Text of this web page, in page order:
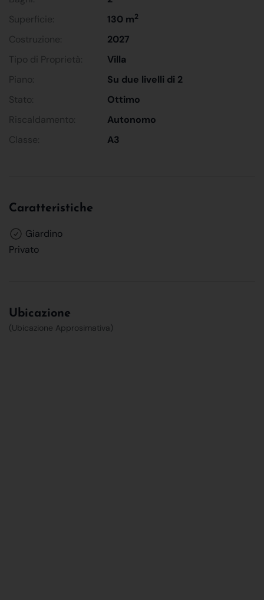
Superficie:
130 m2
Costruzione:
2027
Tipo di Proprietà:
Villa
Piano:
Su due livelli di 2
Stato:
Ottimo
Riscaldamento:
Autonomo
Classe:
A3
Caratteristiche
Giardino
Privato
Ubicazione
(Ubicazione Approsimativa)